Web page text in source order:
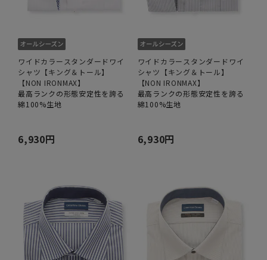
ワイドカラースタンダードワイ
シャツ【キング＆トール】
【NON IRONMAX】
最高ランクの形態安定性を誇る
綿100%生地
6,930円
ワイドカラースタンダードワイ
シャツ【キング＆トール】
【NON IRONMAX】
最高ランクの形態安定性を誇る
綿100%生地
6,930円